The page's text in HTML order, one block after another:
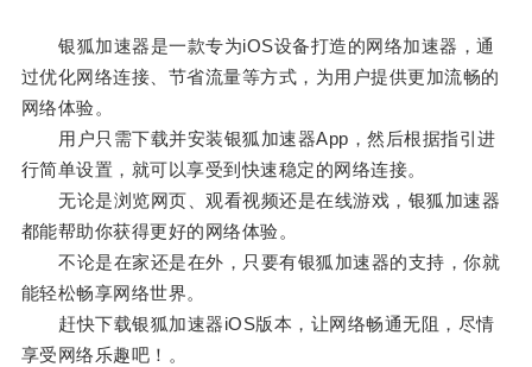
银狐加速器是一款专为iOS设备打造的网络加速器，通
过优化网络连接、节省流量等方式，为用户提供更加流畅的
网络体验。
用户只需下载并安装银狐加速器App，然后根据指引进
行简单设置，就可以享受到快速稳定的网络连接。
无论是浏览网页、观看视频还是在线游戏，银狐加速器
都能帮助你获得更好的网络体验。
不论是在家还是在外，只要有银狐加速器的支持，你就
能轻松畅享网络世界。
赶快下载银狐加速器iOS版本，让网络畅通无阻，尽情
享受网络乐趣吧！。